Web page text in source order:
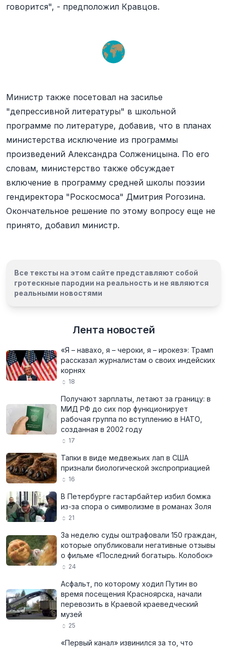
говорится", - предположил Кравцов.
Министр также посетовал на засилье
"депрессивной литературы" в школьной
программе по литературе, добавив, что в планах
министерства исключение из программы
произведений Александра Солженицына. По его
словам, министерство также обсуждает
включение в программу средней школы поэзии
гендиректора "Роскосмоса" Дмитрия Рогозина.
Окончательное решение по этому вопросу еще не
принято, добавил министр.
Все тексты на этом сайте представляют собой
гротескные пародии на реальность и не являются
реальными новостями
Лента новостей
«Я – навахо, я – чероки, я – ирокез»: Трамп
рассказал журналистам о своих индейских
корнях
18
Получают зарплаты, летают за границу: в
МИД РФ до сих пор функционирует
рабочая группа по вступлению в НАТО,
созданная в 2002 году
17
Тапки в виде медвежьих лап в США
признали биологической экспроприацией
16
В Петербурге гастарбайтер избил бомжа
из-за спора о символизме в романах Золя
21
За неделю суды оштрафовали 150 граждан,
которые опубликовали негативные отзывы
о фильме «Последний богатырь. Колобок»
24
Асфальт, по которому ходил Путин во
время посещения Красноярска, начали
перевозить в Краевой краеведческий
музей
25
«Первый канал» извинился за то, что